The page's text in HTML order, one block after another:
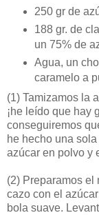
250 gr de
188 gr. de
un 75% de
Agua, un
caramelo a
(1) Tamizamos la
¡he leído que hay
conseguiremos
he hecho una
azúcar en polvo y
(2) Preparamos el
cazo con el
bola suave.